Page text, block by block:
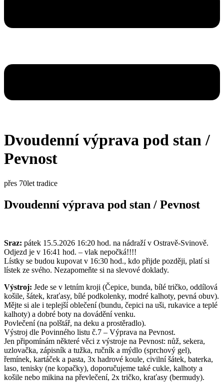
Dvoudenní výprava pod stan /
Pevnost
přes 70let tradice
Dvoudenní výprava pod stan / Pevnost
Sraz: pátek 15.5.2026 16:20 hod. na nádraží v Ostravě-Svinově.
Odjezd je v 16:41 hod. – vlak nepočká!!!!
Lístky se budou kupovat v 16:30 hod., kdo přijde později, platí si
lístek ze svého. Nezapomeňte si na slevové doklady.
Výstroj: Jede se v letním kroji (Čepice, bunda, bílé tričko, oddílová
košile, šátek, kraťasy, bílé podkolenky, modré kalhoty, pevná obuv).
Mějte si ale i teplejší oblečení (bundu, čepici na uši, rukavice a teplé
kalhoty) a dobré boty na dovádění venku.
Povlečení (na polštář, na deku a prostěradlo).
Výstroj dle Povinného listu č.7 – Výprava na Pevnost.
Jen připomínám některé věci z výstroje na Pevnost: nůž, sekera,
uzlovačka, zápisník a tužka, ručník a mýdlo (sprchový gel),
řemínek, kartáček a pasta, 3x hadrové koule, civilní šátek, baterka,
laso, tenisky (ne kopačky), doporučujeme také cukle, kalhoty a
košile nebo mikina na převlečení, 2x tričko, kraťasy (bermudy).